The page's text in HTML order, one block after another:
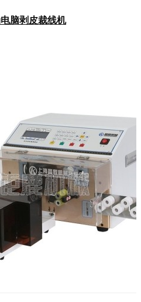
脑剥皮裁线机